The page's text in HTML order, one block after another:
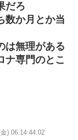
だろ
数か月とか当
は無理がある
ナ専門のとこ
) 06:14:44.02